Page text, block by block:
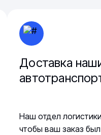
Доставка
Наш отдел
чтобы ваш заказ